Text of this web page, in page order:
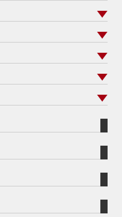
行距離から探す
古車から探す
くあるご質問
イク買取強化車両
ライアンフ
プリリア
ロテクションフィルム
の方）
入の方）